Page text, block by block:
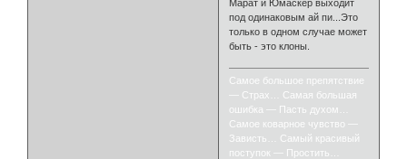
Марат и Юмаскер выходит
под одинаковым ай пи...Это
только в одном случае может
быть - это клоны.
Самое большое препятствие
— Страх… Самая большая
ошибка — Пасть духом…
Самое коварное чувство —
Зависть… Самый красивый
поступок — Простить…